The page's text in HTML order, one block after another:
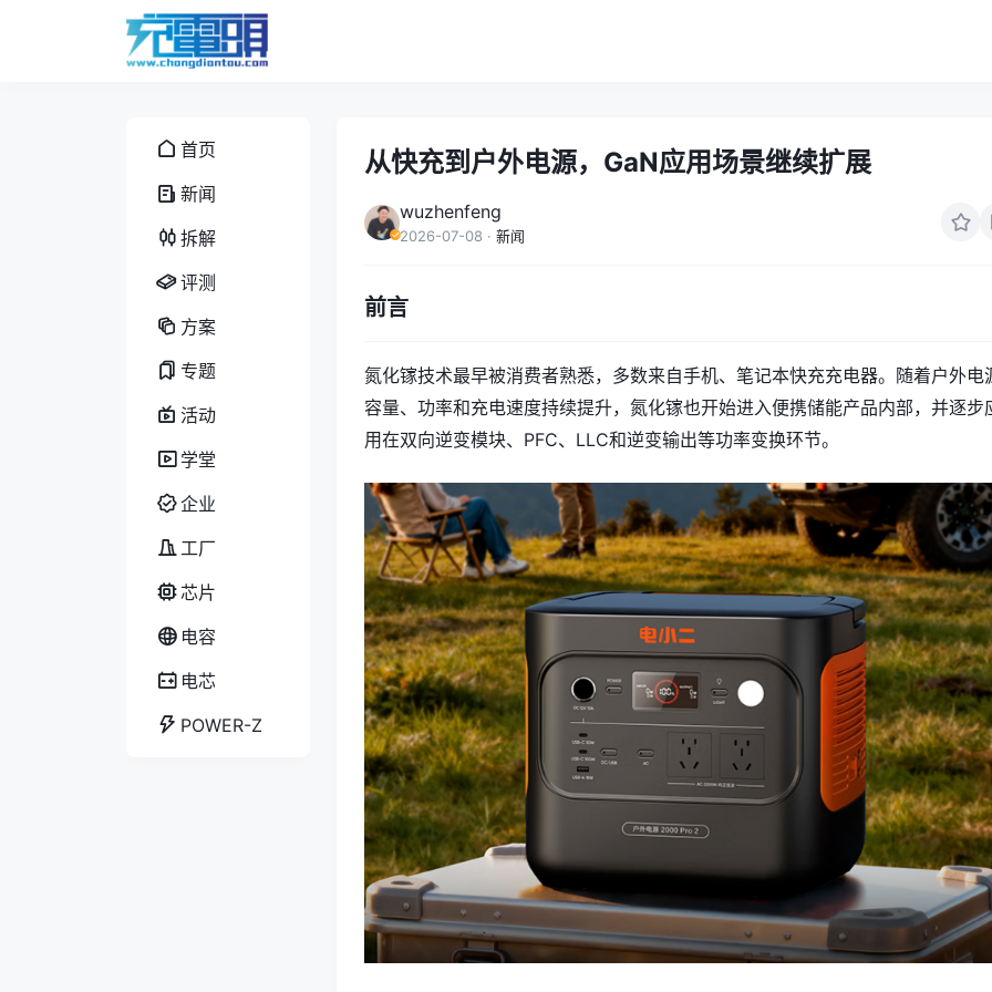
首页
新闻
拆解
评测
方案
专题
活动
学堂
企业
工厂
芯片
电容
电芯
POWER-Z
从快充到户外电源，GaN应用场景继续扩展
wuzhenfeng
2026-07-08 · 新闻
前言
氮化镓技术最早被消费者熟悉，多数来自手机、笔记本快充充电器。随着户外电
容量、功率和充电速度持续提升，氮化镓也开始进入便携储能产品内部，并逐步
用在双向逆变模块、PFC、LLC和逆变输出等功率变换环节。